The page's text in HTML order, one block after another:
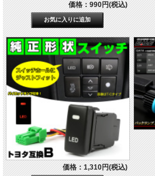
価格：990円(税込)
価格：1,310円(税込)